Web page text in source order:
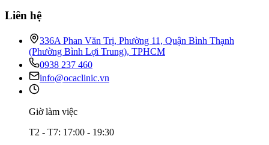
Liên hệ
336A Phan Văn Trị, Phường 11, Quận Bình Thạnh
(Phường Bình Lợi Trung), TPHCM
0938 237 460
info@ocaclinic.vn
Giờ làm việc
T2 - T7: 17:00 - 19:30